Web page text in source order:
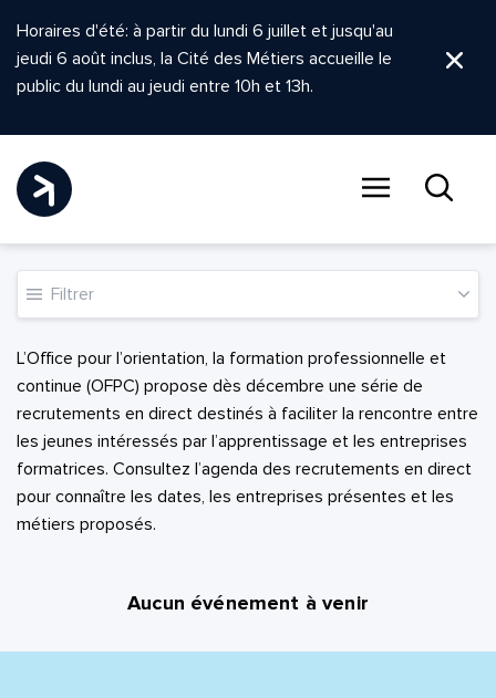
Horaires d'été: à partir du lundi 6 juillet et jusqu'au
jeudi 6 août inclus, la Cité des Métiers accueille le
public du lundi au jeudi entre 10h et 13h.
Filtrer
L’Office pour l’orientation, la formation professionnelle et
continue (OFPC) propose dès décembre une série de
recrutements en direct destinés à faciliter la rencontre entre
les jeunes intéressés par l’apprentissage et les entreprises
formatrices. Consultez l’agenda des recrutements en direct
pour connaître les dates, les entreprises présentes et les
métiers proposés.
Aucun événement à venir